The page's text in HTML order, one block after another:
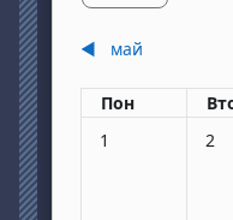
◀︎ май
Понеделник
Пон
Няма събития,
1 2